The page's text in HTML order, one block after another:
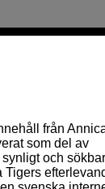
Fre
Lör
5 6
7
12 13
14
19 20
21
26 27
28